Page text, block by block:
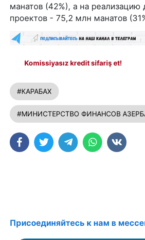
манатов (42%), а на реализацию
проектов - 75,2 млн манатов
Komissiyasız kredit sifariş et!
#КАРАБАХ
#МИНИСТЕРСТВО ФИНАНСОВ
Присоединяйтесь к нам в